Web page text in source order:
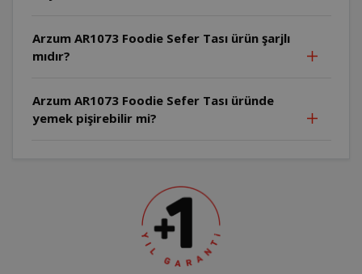
Arzum AR1073 Foodie Sefer Tası ürün şarjlı
mıdır?
Arzum AR1073 Foodie Sefer Tası üründe
yemek pişirebilir mi?